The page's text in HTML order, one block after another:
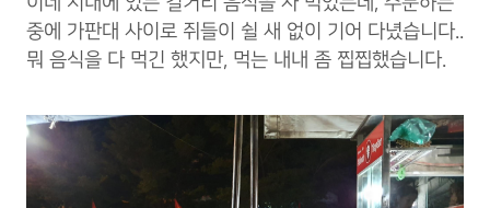
중에 가판대 사이로 쥐들이 쉴 새 없이 기어 다녔습니다..
뭐 음식을 다 먹긴 했지만, 먹는 내내 좀 찝찝했습니다.